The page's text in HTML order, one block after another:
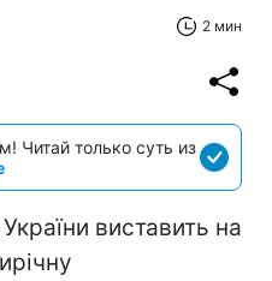
2 мин
Читай только суть из
виставить на